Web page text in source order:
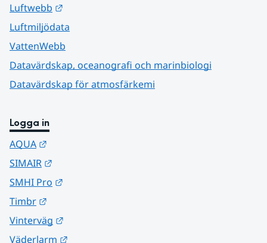
Luftwebb
Luftmiljödata
VattenWebb
Datavärdskap, oceanografi och marinbiologi
Datavärdskap för atmosfärkemi
Logga in
AQUA
SIMAIR
SMHI Pro
Timbr
Vinterväg
Väderlarm